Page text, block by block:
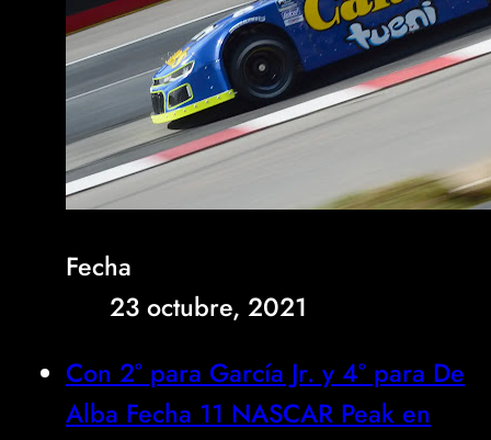
Fecha
23 octubre, 2021
Con 2° para García Jr. y 4° para De
Alba Fecha 11 NASCAR Peak en